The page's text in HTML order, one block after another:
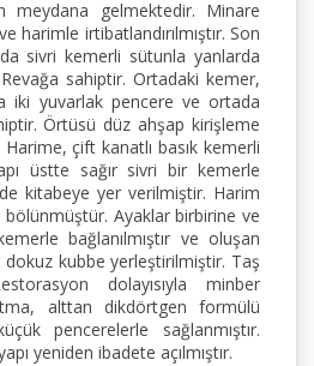
meydana gelmektedir. Minare
harimle irtibatlandırılmıştır. Son
sivri kemerli sütunla yanlarda
sahiptir. Ortadaki kemer,
iki yuvarlak pencere ve ortada
Örtüsü düz ahşap kirişleme
çift kanatlı basık kemerli
üstte sağır sivri bir kemerle
kitabeye yer verilmiştir. Harim
Ayaklar birbirine ve
bağlanılmıştır ve oluşan
kubbe yerleştirilmiştir. Taş
dolayısıyla minber
alttan dikdörtgen formülü
pencerelerle sağlanmıştır.
yeniden ibadete açılmıştır.